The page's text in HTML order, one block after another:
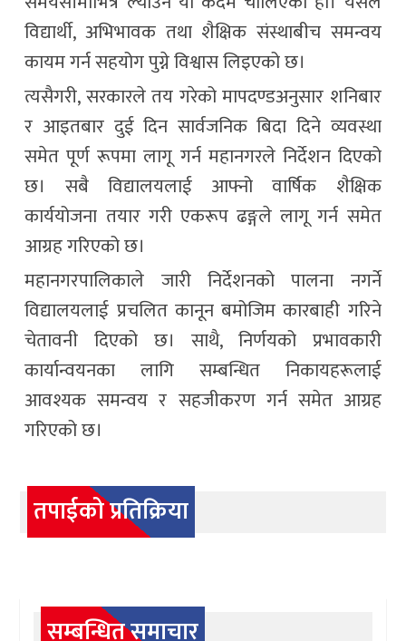
विद्यार्थी, अभिभावक तथा शैक्षिक संस्थाबीच समन्वय
कायम गर्न सहयोग पुग्ने विश्वास लिइएको छ।
त्यसैगरी, सरकारले तय गरेको मापदण्डअनुसार शनिबार
र आइतबार दुई दिन सार्वजनिक बिदा दिने व्यवस्था
समेत पूर्ण रूपमा लागू गर्न महानगरले निर्देशन दिएको
छ। सबै विद्यालयलाई आफ्नो वार्षिक शैक्षिक
कार्ययोजना तयार गरी एकरूप ढङ्गले लागू गर्न समेत
आग्रह गरिएको छ।
महानगरपालिकाले जारी निर्देशनको पालना नगर्ने
विद्यालयलाई प्रचलित कानून बमोजिम कारबाही गरिने
चेतावनी दिएको छ। साथै, निर्णयको प्रभावकारी
कार्यान्वयनका लागि सम्बन्धित निकायहरूलाई
आवश्यक समन्वय र सहजीकरण गर्न समेत आग्रह
गरिएको छ।
तपाईको प्रतिक्रिया
सम्बन्धित समाचार